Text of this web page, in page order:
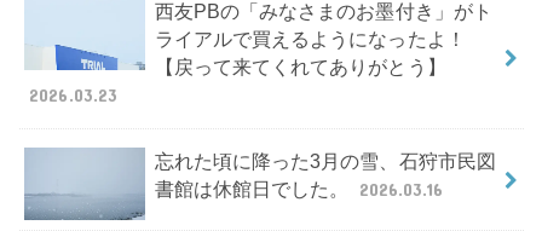
西友PBの「みなさまのお墨付き」がト
ライアルで買えるようになったよ！
【戻って来てくれてありがとう】
2026.03.23
忘れた頃に降った3月の雪、石狩市民図
書館は休館日でした。
2026.03.16